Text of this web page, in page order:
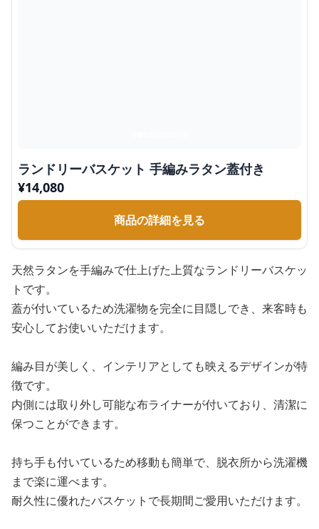
ランドリーバスケット 手編みラタン蓋付き
¥14,080
商品の詳細を見る
天然ラタンを手編みで仕上げた上質なランドリーバスケッ
トです。
蓋が付いているため洗濯物を完全に目隠しでき、来客時も
安心してお使いいただけます。
編み目が美しく、インテリアとしても映えるデザインが特
徴です。
内側には取り外し可能な布ライナーが付いており、清潔に
保つことができます。
持ち手も付いているため移動も簡単で、脱衣所から洗濯機
まで楽に運べます。
耐久性に優れたバスケットで長期間ご愛用いただけます。